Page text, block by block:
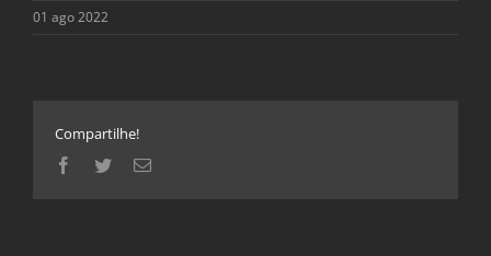
01 ago 2022
Compartilhe!
Facebook
TwitterE-